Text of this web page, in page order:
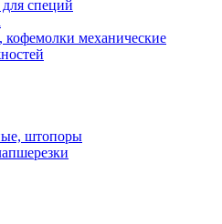
специй
механические
штопоры